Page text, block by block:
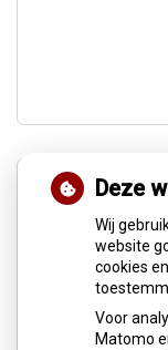
(Oro
Deze
Wij
website
cookies
Voor
Matomo